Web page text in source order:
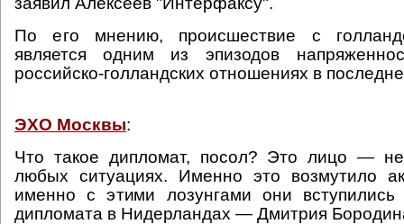
По его мнению, происшествие с
является одним из эпизодов
российско-голландских отношениях в
ЭХО Москвы:
Что такое дипломат, посол? Это лицо —
любых ситуациях. Именно это возмутило
именно с этими лозунгами они
дипломата в Нидерландах — Дмитрия